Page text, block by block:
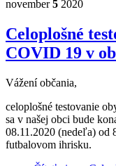
november5 2020
Celoplošné
COVID 19 v
Vážení občania,
celoplošné testovanie
sa v našej obci bude
08.11.2020 (nedeľa) od
futbalovom ihrisku.